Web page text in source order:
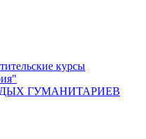
курсы
ГУМАНИТАРИЕВ